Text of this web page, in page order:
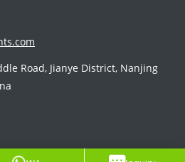
Road, Jianye District, Nanjing